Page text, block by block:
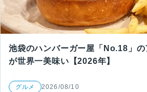
池袋のハンバーガー屋「No.18」
が世界一美味い【2026年】
グルメ 2026/08/10